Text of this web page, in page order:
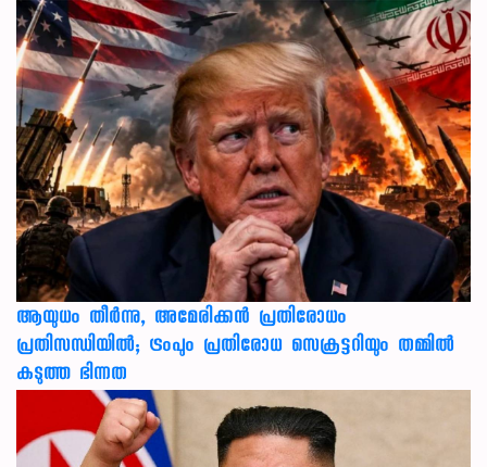
ആയുധം തീർന്നു, അമേരിക്കൻ പ്രതിരോധം
പ്രതിസന്ധിയിൽ; ട്രംപും പ്രതിരോധ സെക്രട്ടറിയും തമ്മിൽ
കടുത്ത ഭിന്നത